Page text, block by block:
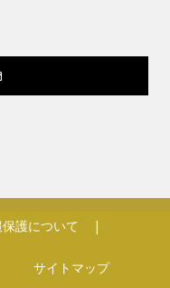
護について
サイトマップ